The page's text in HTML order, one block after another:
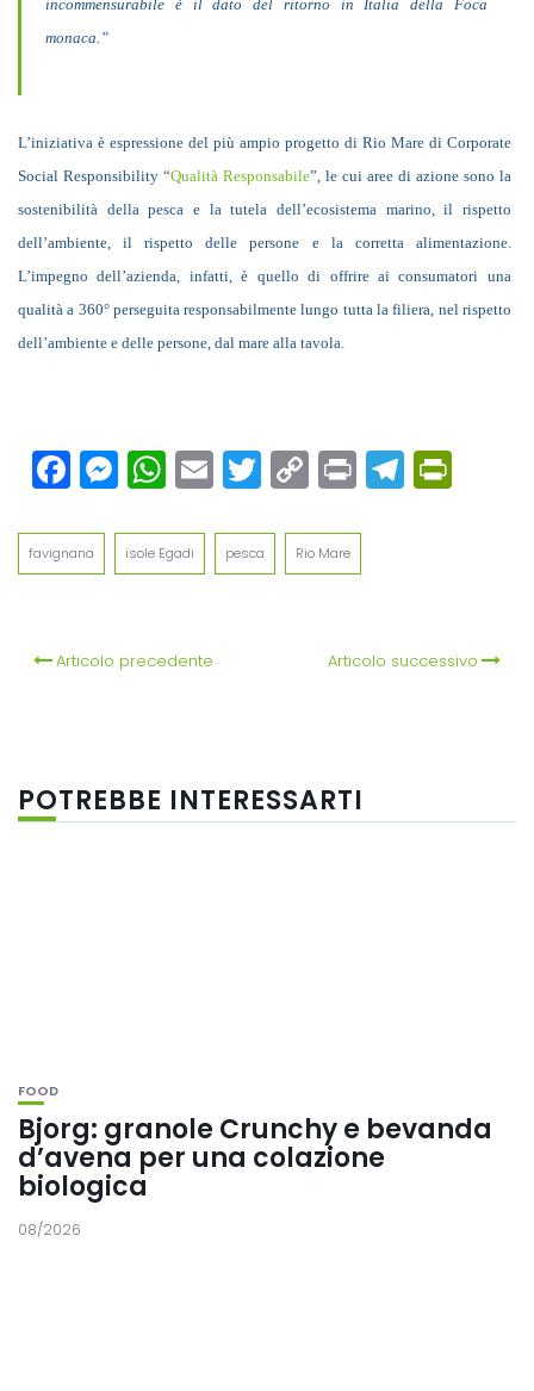
incommensurabile è il dato del ritorno in Italia della Foca
monaca.”
L’iniziativa è espressione del più ampio progetto di Rio Mare di Corporate
Social Responsibility “Qualità Responsabile”, le cui aree di azione sono la
sostenibilità della pesca e la tutela dell’ecosistema marino, il rispetto
dell’ambiente, il rispetto delle persone e la corretta alimentazione.
L’impegno dell’azienda, infatti, è quello di offrire ai consumatori una
qualità a 360° perseguita responsabilmente lungo tutta la filiera, nel rispetto
dell’ambiente e delle persone, dal mare alla tavola.
Facebook
Messenger
WhatsApp
EmailTwitter
Copy
Link
Print
favignana isole Egadi pesca Rio Mare
Articolo precedente Articolo successivo
POTREBBE INTERESSARTI
FOOD
Bjorg: granole Crunchy e bevanda
d’avena per una colazione
biologica
08/2026